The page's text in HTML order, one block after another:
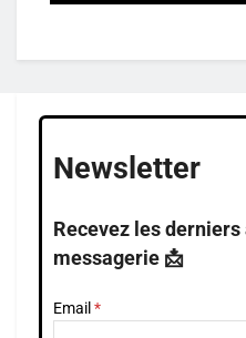
Newsletter
Recevez les
messagerie 📩
Email